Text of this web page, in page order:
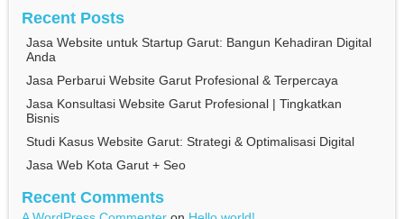
Recent Posts
Jasa Website untuk Startup Garut: Bangun Kehadiran Digital
Anda
Jasa Perbarui Website Garut Profesional & Terpercaya
Jasa Konsultasi Website Garut Profesional | Tingkatkan
Bisnis
Studi Kasus Website Garut: Strategi & Optimalisasi Digital
Jasa Web Kota Garut + Seo
Recent Comments